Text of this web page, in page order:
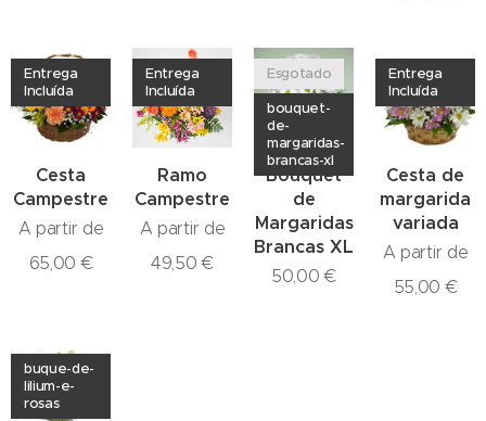
Cesta
Campestre
Entrega
Incluída
A partir de
65,00 €
Ramo
Campestre
Entrega
Incluída
A partir de
49,50 €
Bouquet
de
Margaridas
Brancas XL
Esgotado
bouquet-
de-
margaridas-
brancas-xl
50,00 €
Cesta de
margarida
variada
Entrega
Incluída
A partir de
55,00 €
buque-de-
lilium-e-
rosas